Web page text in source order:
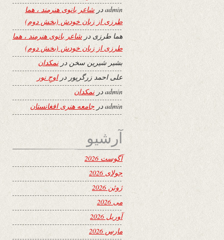
adminدر شاعر بانوی هنرمند ، هما
طرزی از زبان خودش (بخش دوم)
هما طرزی در شاعر بانوی هنرمند ، هما
طرزی از زبان خودش (بخش دوم)
بشیر شیرین سخن درنمکدان
علی احمد زرگرپور دراوجِ نور
adminدرنمکدان
admin در جامعه هنری افغانستان
آرشیو
آگوست 2026
جولای 2026
ژوئن 2026
می 2026
آوریل 2026
مارس 2026